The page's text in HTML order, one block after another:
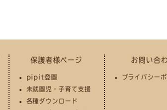
保護者様ページ
pipit登園
未就園児・子育て支援
各種ダウンロード
お問い合
プライバシー